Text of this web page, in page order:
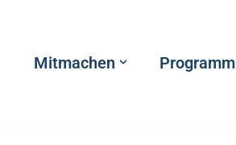
Mitmachen Programm